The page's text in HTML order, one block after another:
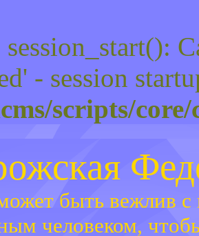
session_start():
- session
scripts/
быть вежлив
человеком,